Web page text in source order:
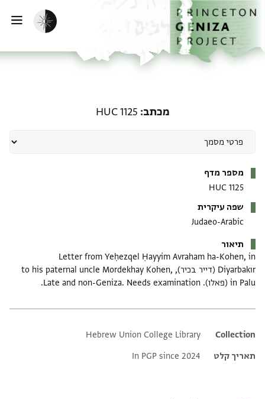
דילוג לתוכן
דף הבית
הפעלת מצב כהה
מכתב HUC 1125
מספר מדף
HUC 1125
שפה עיקרית
Judaeo-Arabic
תיאור
Letter from Yeḥezqel Ḥayyim Avraham ha-Kohen, in
Diyarbakır (דייר בכיר), to his paternal uncle Mordekhay Kohen,
in Palu (פאלו). Late and non-Geniza. Needs examination.
Additional metadata
Collection
Hebrew Union College Library
תאריך קלט
In PGP since 2024